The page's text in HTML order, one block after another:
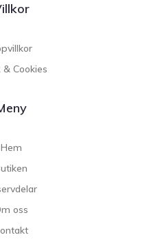
& Cookies
Hem
oss